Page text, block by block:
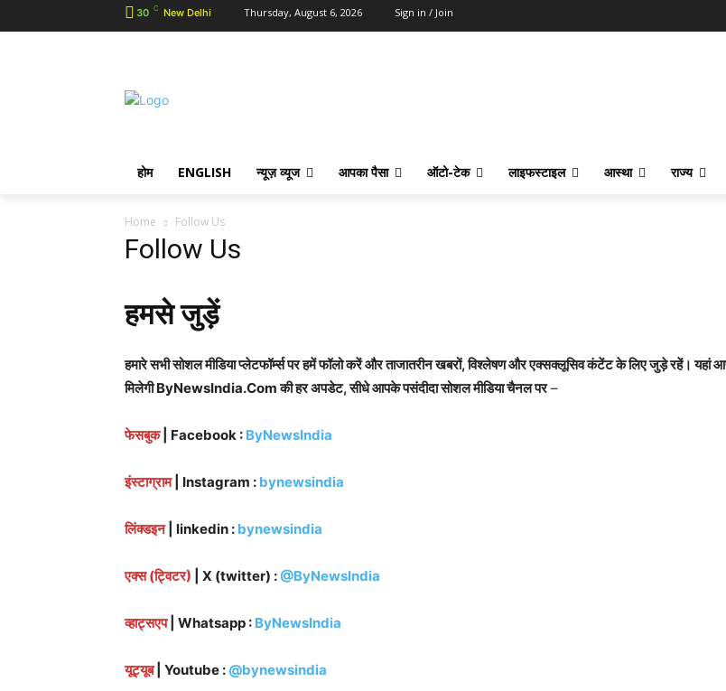
30 C New Delhi Thursday, August 6, 2026 Sign in / Join
होम ENGLISH न्यूज़ व्यूज आपका पैसा ऑटो-टेक लाइफस्टाइल आस्था राज्य
Home Follow Us
Follow Us
हमसे जुड़ें
हमारे सभी सोशल मीडिया प्लेटफॉर्म्स पर हमें फॉलो करें और ताजातरीन खबरों, विश्लेषण और एक्सक्लूसिव कंटेंट के लिए जुड़े रहें। यहां
मिलेगी ByNewsIndia.Com की हर अपडेट, सीधे आपके पसंदीदा सोशल मीडिया चैनल पर–
फेसबुक | Facebook : ByNewsIndia
इंस्टाग्राम| Instagram : bynewsindia
लिंक्डइन | linkedin : bynewsindia
एक्स (ट्विटर) | X (twitter) :@ByNewsIndia
व्हाट्सएप| Whatsapp : ByNewsIndia
यूट्यूब| Youtube : @bynewsindia